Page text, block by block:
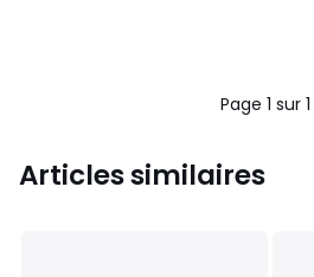
Page 1 sur 1
Articles similaires